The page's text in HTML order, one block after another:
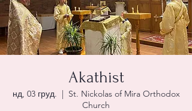
Akathist
нд, 03 груд.
  |
St. Nickolas of Mira Orthodox
Church